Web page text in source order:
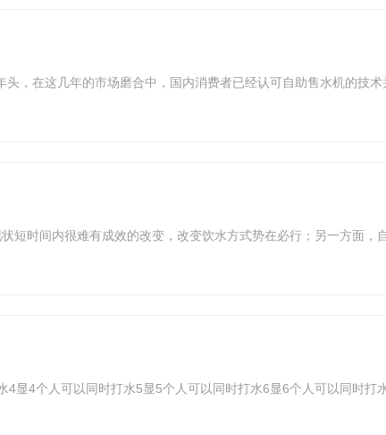
，在这几年的市场磨合中，国内消费者已经认可自助售水机的技
短时间内很难有成效的改变，改变饮水方式势在必行；另一方面，
显4个人可以同时打水5显5个人可以同时打水6显6个人可以同时打